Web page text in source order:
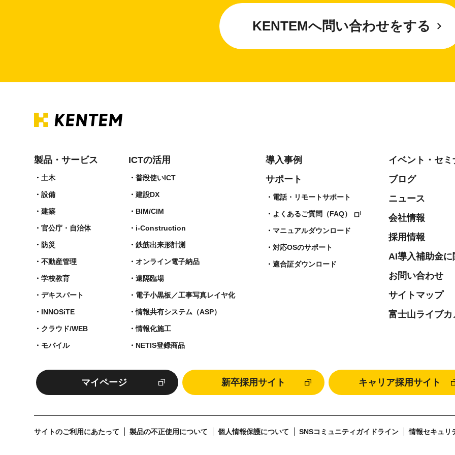
KENTEMへ問い合わせをする
製品・サービス
土木
設備
建築
官公庁・自治体
防災
不動産管理
学校教育
デキスパート
INNOSiTE
クラウド/WEB
モバイル
ICTの活用
普段使いICT
建設DX
BIM/CIM
i-Construction
鉄筋出来形計測​
オンライン電子納品
遠隔臨場
電子小黒板／工事写真レイヤ化
情報共有システム（ASP）
情報化施工
NETIS登録商品
導入事例
サポート
電話・リモートサポート
よくあるご質問（FAQ）
マニュアルダウンロード
対応OSのサポート
適合証ダウンロード
イベント・セミ
ブログ
ニュース
会社情報
採用情報
AI導入補助金
お問い合わせ
サイトマップ
富士山ライブカ
マイページ 新卒採用サイト キャリア採用サイト
サイトのご利用にあたって 製品の不正使用について 個人情報保護について SNSコミュニティガイドライン 情報セキュリ